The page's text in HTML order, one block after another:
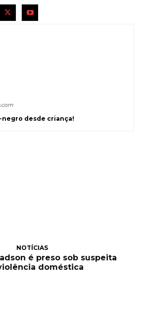
desde criança!
NOTÍCIAS
é preso sob suspeita
doméstica